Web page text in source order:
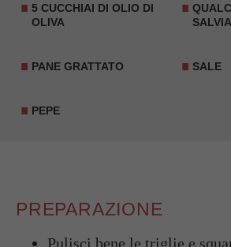
5 CUCCHIAI DI OLIO DI
OLIVA
SALVIA
PANE GRATTATO SALE
PEPE
PREPARAZIONE
Pulisci bene le triglie e